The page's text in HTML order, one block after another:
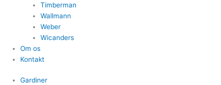
Timberman
Wallmann
Weber
Wicanders
Om os
Kontakt
Gardiner